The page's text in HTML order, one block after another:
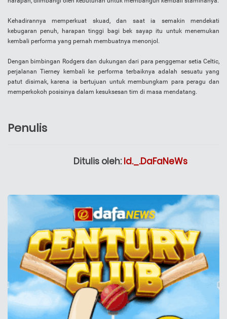
Kehadirannya memperkuat skuad, dan saat ia semakin mendekati
kebugaran penuh, harapan tinggi bagi bek sayap itu untuk menemukan
kembali performa yang pernah membuatnya menonjol.
Dengan bimbingan Rodgers dan dukungan dari para penggemar setia Celtic,
perjalanan Tierney kembali ke performa terbaiknya adalah sesuatu yang
patut disimak, karena ia bertujuan untuk membungkam para peragu dan
memperkokoh posisinya dalam kesuksesan tim di masa mendatang.
Penulis
Ditulis oleh:Id._.DaFaNeWs